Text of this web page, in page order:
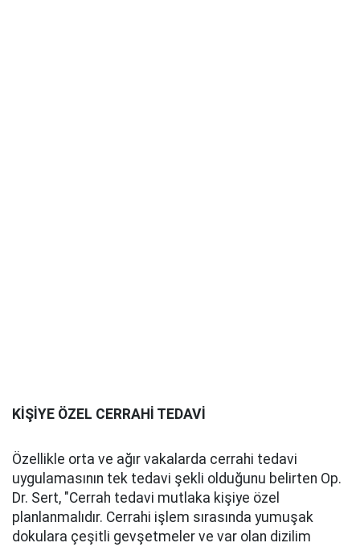
KİŞİYE ÖZEL CERRAHİ TEDAVİ
Özellikle orta ve ağır vakalarda cerrahi tedavi
uygulamasının tek tedavi şekli olduğunu belirten Op.
Dr. Sert, "Cerrah tedavi mutlaka kişiye özel
planlanmalıdır. Cerrahi işlem sırasında yumuşak
dokulara çeşitli gevşetmeler ve var olan dizilim